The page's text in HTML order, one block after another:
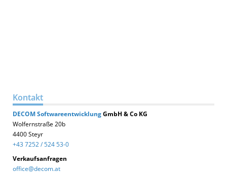
Kontakt
DECOMSoftwareentwicklungGmbH & Co KG
Wolfernstraße 20b
4400 Steyr
+43 7252 / 524 53-0
Verkaufsanfragen
office@decom.at